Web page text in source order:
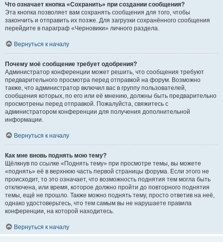
Что означает кнопка «Сохранить» при создании сообщения?
Эта кнопка позволяет вам сохранять сообщения для того, чтобы
закончить и отправить их позже. Для загрузки сохранённого сообщения
перейдите в параграф «Черновики» личного раздела.
Вернуться к началу
Почему моё сообщение требует одобрения?
Администратор конференции может решить, что сообщения требуют
предварительного просмотра перед отправкой на форум. Возможно
также, что администратор включил вас в группу пользователей,
сообщения которых, по его или её мнению, должны быть предварительно
просмотрены перед отправкой. Пожалуйста, свяжитесь с
администратором конференции для получения дополнительной
информации.
Вернуться к началу
Как мне вновь поднять мою тему?
Щёлкнув по ссылке «Поднять тему» при просмотре темы, вы можете
«поднять» её в верхнюю часть первой страницы форума. Если этого не
происходит, то это означает, что возможность поднятия тем могла быть
отключена, или время, которое должно пройти до повторного поднятия
темы, ещё не прошло. Также можно поднять тему, просто ответив на неё,
однако удостоверьтесь, что тем самым вы не нарушаете правила
конференции, на которой находитесь.
Вернуться к началу